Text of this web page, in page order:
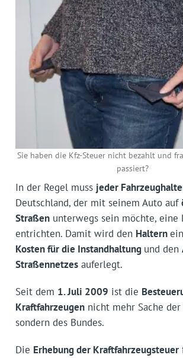
Sie haben die Kfz-Steuer nicht bezahlt und
passiert?
In der Regel muss jeder
Deutschland, der mit seinem Auto auf
Straßenunterwegs sein möchte, eine
entrichten. Damit wird den Haltern
Kosten für die Instandhaltung und den
Straßennetzesauferlegt.
Seit dem 1. Juli 2009 ist die
Kraftfahrzeugennicht mehr Sache der
sondern des Bundes.
Die Erhebung der Kraftfahrzeugsteuer